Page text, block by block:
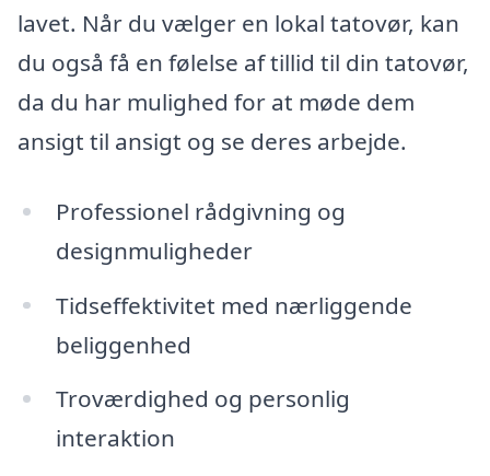
lavet. Når du vælger en lokal tatovør, kan
du også få en følelse af tillid til din tatovør,
da du har mulighed for at møde dem
ansigt til ansigt og se deres arbejde.
Professionel rådgivning og
designmuligheder
Tidseffektivitet med nærliggende
beliggenhed
Troværdighed og personlig
interaktion